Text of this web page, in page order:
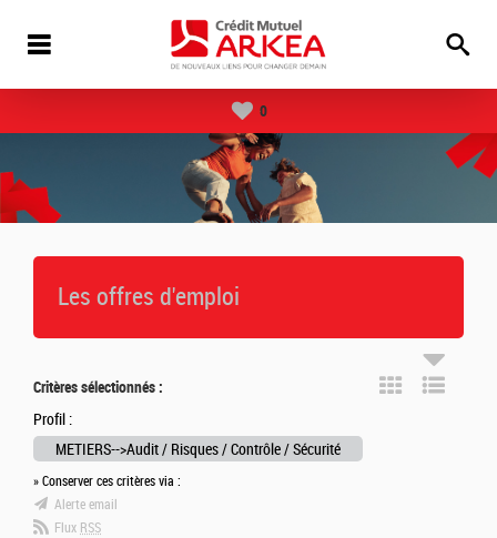
0
Les offres d'emploi
Critères sélectionnés :
Profil :
METIERS-->Audit / Risques / Contrôle / Sécurité
» Conserver ces critères via :
Alerte email
Flux RSS